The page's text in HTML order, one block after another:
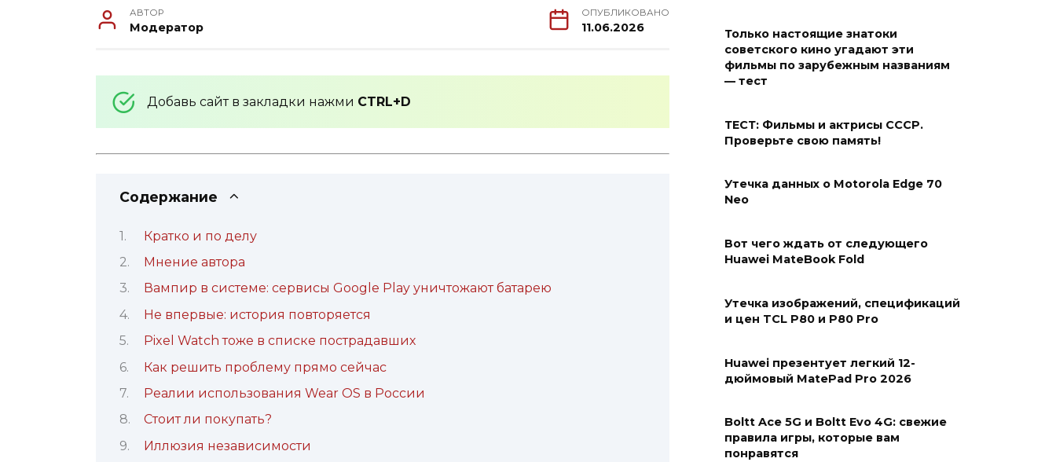
АВТОР
Модератор
ОПУБЛИКОВАНО
11.06.2026
Добавь сайт в закладки нажми CTRL+D
Содержание
Кратко и по делу
Мнение автора
Вампир в системе: сервисы Google Play уничтожают батарею
Не впервые: история повторяется
Pixel Watch тоже в списке пострадавших
Как решить проблему прямо сейчас
Реалии использования Wear OS в России
Стоит ли покупать?
Иллюзия независимости
Только настоящие знатоки
советского кино угадают эти
фильмы по зарубежным названиям
— тест
ТЕСТ: Фильмы и актрисы СССР.
Проверьте свою память!
Утечка данных о Motorola Edge 70
Neo
Вот чего ждать от следующего
Huawei MateBook Fold
Утечка изображений, спецификаций
и цен TCL P80 и P80 Pro
Huawei презентует легкий 12-
дюймовый MatePad Pro 2026
Boltt Ace 5G и Boltt Evo 4G: свежие
правила игры, которые вам
понравятся